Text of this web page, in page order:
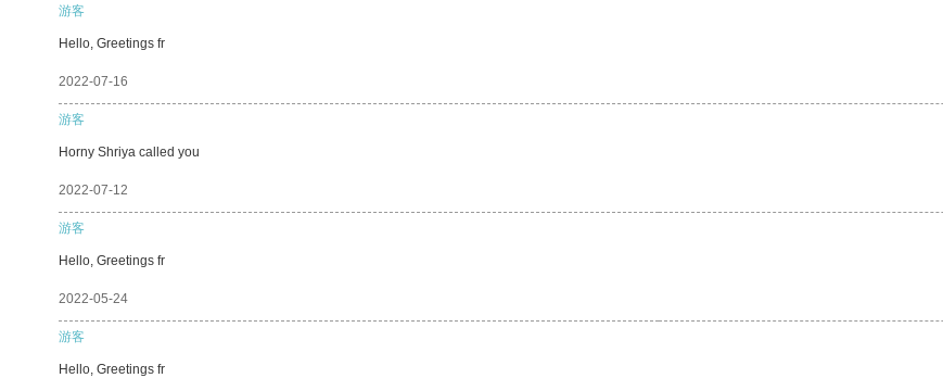
游客
Hello, Greetings fr
2022-07-16
游客
Horny Shriya called you
2022-07-12
游客
Hello, Greetings fr
2022-05-24
游客
Hello, Greetings fr